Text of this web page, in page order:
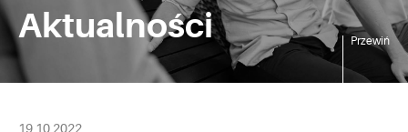
Aktualności Przewiń
19.10.2022